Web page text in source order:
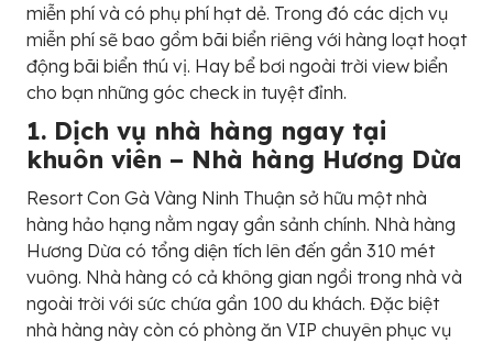
miễn phí và có phụ phí hạt dẻ. Trong đó các dịch vụ
miễn phí sẽ bao gồm bãi biển riêng với hàng loạt hoạt
động bãi biển thú vị. Hay bể bơi ngoài trời view biển
cho bạn những góc check in tuyệt đỉnh.
1. Dịch vụ nhà hàng ngay tại
khuôn viên – Nhà hàng Hương Dừa
Resort Con Gà Vàng Ninh Thuận sở hữu một nhà
hàng hảo hạng nằm ngay gần sảnh chính. Nhà hàng
Hương Dừa có tổng diện tích lên đến gần 310 mét
vuông. Nhà hàng có cả không gian ngồi trong nhà và
ngoài trời với sức chứa gần 100 du khách. Đặc biệt
nhà hàng này còn có phòng ăn VIP chuyên phục vụ